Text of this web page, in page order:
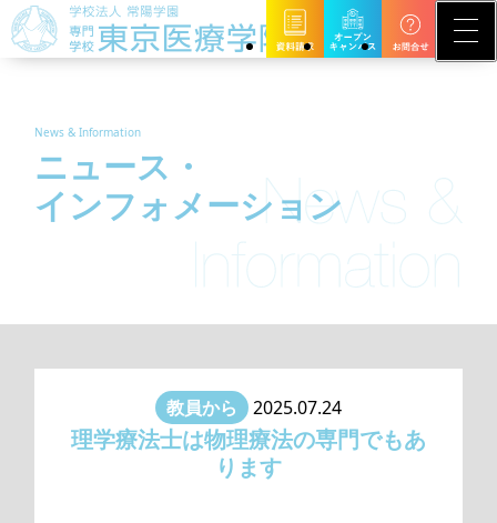
News & Information
ニュース・
インフォメーション
教員から 2025.07.24
理学療法士は物理療法の専門でもあ
ります